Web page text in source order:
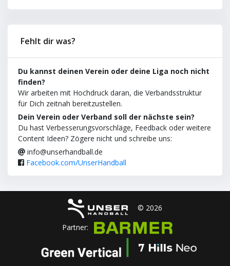
Fehlt dir was?
Du kannst deinen Verein oder deine Liga noch nicht
finden?
Wir arbeiten mit Hochdruck daran, die Verbandsstruktur
für Dich zeitnah bereitzustellen.
Dein Verein oder Verband soll der nächste sein?
Du hast Verbesserungsvorschläge, Feedback oder weitere
Content Ideen? Zögere nicht und schreibe uns:
info@unserhandball.de
Facebook.com/UnserHandball
© 2026
Partner: